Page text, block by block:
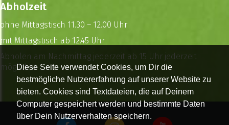
Diese Seite verwendet Cookies, um Dir die
bestmögliche Nutzererfahrung auf unserer Website zu
bieten. Cookies sind Textdateien, die auf Deinem
Computer gespeichert werden und bestimmte Daten
über Dein Nutzerverhalten speichern.
Abholzeit
ohne Mittagstisch 11.30 – 12.00 Uhr
mit Mittagstisch ab 12.45 Uhr
Abholen am Nachmittag jederzeit ab 15 Uhr jederzeit
möglich!